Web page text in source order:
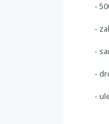
-
-
-
-
-